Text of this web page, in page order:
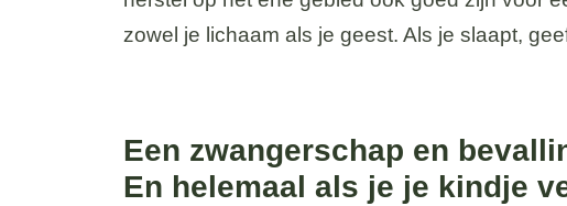
zowel je lichaam als je geest. Als je slaapt,
Een zwangerschap en
En helemaal als je je kindje